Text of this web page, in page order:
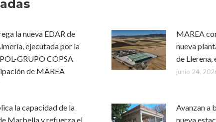
la nueva EDAR de
ejecutada por la
GRUPO COPSA
de MAREA
MAREA
nueva
de Llerena,
junio 24,
la capacidad de la
Marbella y refuerza el
Avanzan a
nueva